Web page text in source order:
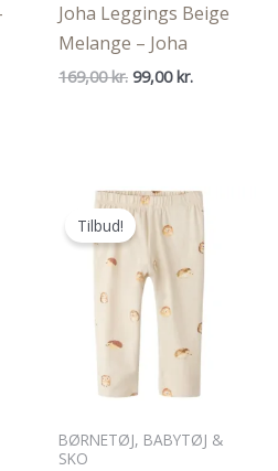
Joha Leggings Beige
Melange – Joha
169,00kr. Den
99,00 kr.Den
Tilbud!
BØRNETØJ, BABYTØJ &
SKO